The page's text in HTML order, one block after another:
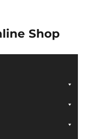
Shop